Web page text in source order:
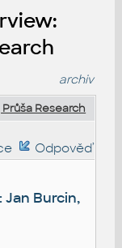
archiv
Research
Odpověď
Burcin,